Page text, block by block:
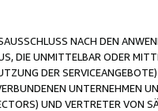
NACH DEN
DIE UNMITTELBAR ODER
DER
UNTERNEHMEN
UND VERTRETER VON